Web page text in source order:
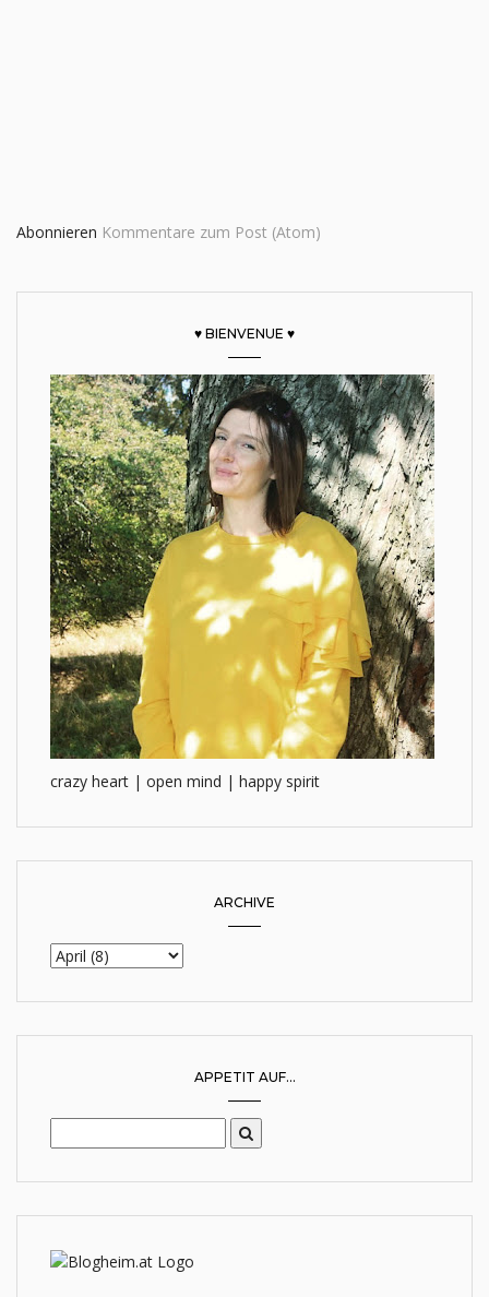
Abonnieren Kommentare zum Post (Atom)
♥ BIENVENUE ♥
crazy heart | open mind | happy spirit
ARCHIVE
APPETIT AUF...